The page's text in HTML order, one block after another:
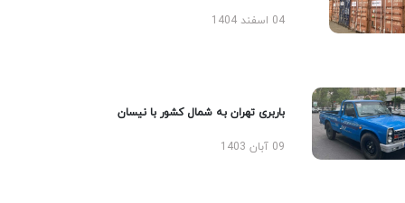
04 اسفند 1404
باربری تهران به شمال کشور با نیسان
09 آبان 1403